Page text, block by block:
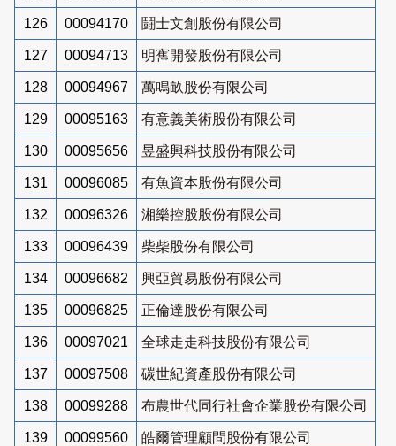
126 00094170 鬪士文創股份有限公司
127 00094713 明寯開發股份有限公司
128 00094967 萬鳴畝股份有限公司
129 00095163 有意義美術股份有限公司
130 00095656 昱盛興科技股份有限公司
131 00096085 有魚資本股份有限公司
132 00096326 湘樂控股股份有限公司
133 00096439 柴柴股份有限公司
134 00096682 興亞貿易股份有限公司
135 00096825 正倫達股份有限公司
136 00097021 全球走走科技股份有限公司
137 00097508 碳世紀資產股份有限公司
138 00099288 布農世代同行社會企業股份有限公司
139 00099560 皓爾管理顧問股份有限公司